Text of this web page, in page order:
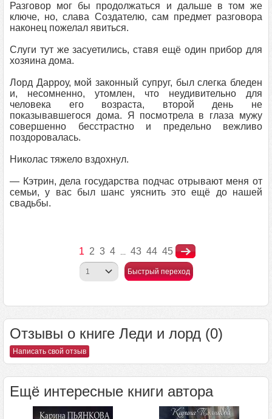
Разговор мог бы продолжаться и дальше в том же
ключе, но, слава Создателю, сам предмет разговора
наконец пожелал явиться.
Слуги тут же засуетились, ставя ещё один прибор для
хозяина дома.
Лорд Дарроу, мой законный супруг, был слегка бледен
и, несомненно, утомлен, что неудивительно для
человека его возраста, второй день не
показывавшегося дома. Я посмотрела в глаза мужу
совершенно бесстрастно и предельно вежливо
поздоровалась.
Николас тяжело вздохнул.
— Кэтрин, дела государства подчас отрывают меня от
семьи, у вас был шанс уяснить это ещё до нашей
свадьбы.
1 2 3 4 ... 43 44 45
Быстрый переход
Отзывы о книге Леди и лорд (0)
Написать свой отзыв
Ещё интересные книги автора